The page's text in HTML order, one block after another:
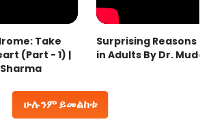
ሁሉንም ይመልከቱ
Take
(Part - 1) |
Surprising Reasons
in Adults By Dr.